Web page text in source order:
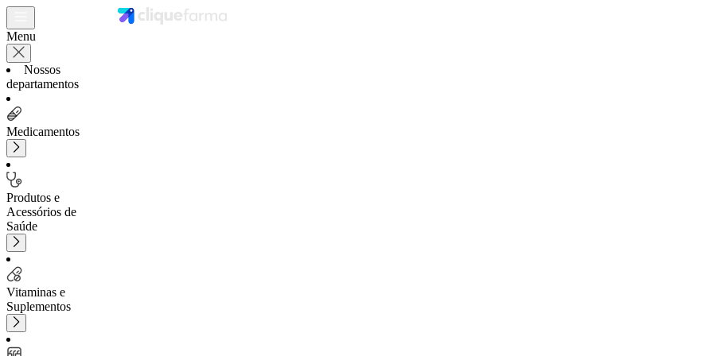
Menu
Nossos
departamentos
Medicamentos
Produtos e
Acessórios de
Saúde
Vitaminas e
Suplementos